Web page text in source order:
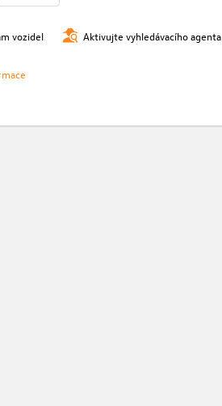
vozidel Aktivujte vyhledávacího agenta